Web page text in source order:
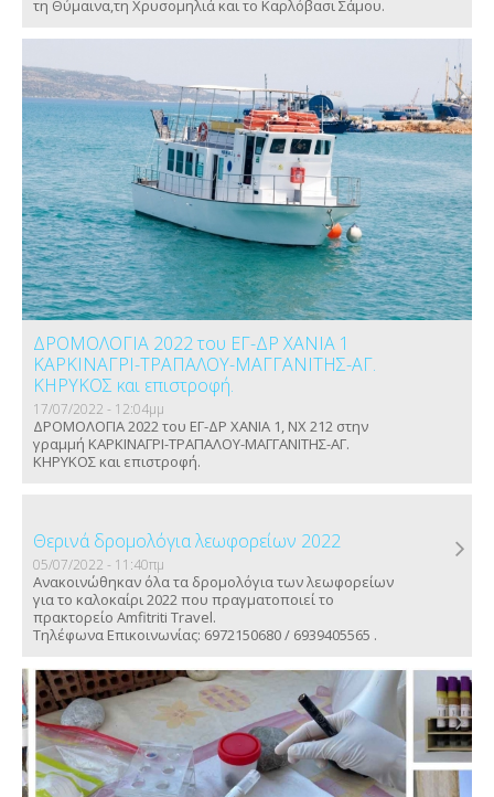
τη Θύμαινα,τη Χρυσομηλιά και το Καρλόβασι Σάμου.
ΔΡΟΜΟΛΟΓΙΑ 2022 του ΕΓ-ΔΡ ΧΑΝΙΑ 1
ΚΑΡΚΙΝΑΓΡΙ-ΤΡΑΠΑΛΟΥ-ΜΑΓΓΑΝΙΤΗΣ-ΑΓ.
ΚΗΡΥΚΟΣ και επιστροφή.
17/07/2022 - 12:04μμ
ΔΡΟΜΟΛΟΓΙΑ 2022 του ΕΓ-ΔΡ ΧΑΝΙΑ 1, ΝΧ 212 στην
γραμμή ΚΑΡΚΙΝΑΓΡΙ-ΤΡΑΠΑΛΟΥ-ΜΑΓΓΑΝΙΤΗΣ-ΑΓ.
ΚΗΡΥΚΟΣ και επιστροφή.
Θερινά δρομολόγια λεωφορείων 2022
05/07/2022 - 11:40πμ
Ανακοινώθηκαν όλα τα δρομολόγια των λεωφορείων
για το καλοκαίρι 2022 που πραγματοποιεί το
πρακτορείο Amfitriti Travel.
Τηλέφωνα Επικοινωνίας: 6972150680 / 6939405565 .